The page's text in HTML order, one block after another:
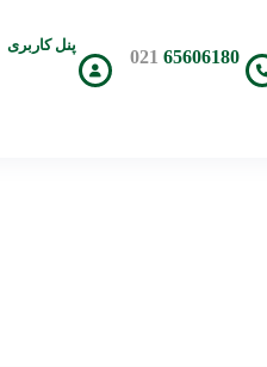
65606180
021
پنل کاربری